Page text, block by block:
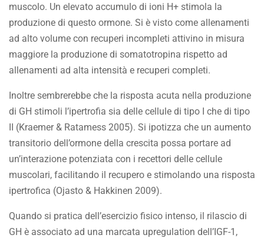
muscolo. Un elevato accumulo di ioni H+ stimola la
produzione di questo ormone. Si è visto come allenamenti
ad alto volume con recuperi incompleti attivino in misura
maggiore la produzione di somatotropina rispetto ad
allenamenti ad alta intensità e recuperi completi.
Inoltre sembrerebbe che la risposta acuta nella produzione
di GH stimoli l’ipertrofia sia delle cellule di tipo I che di tipo
II (Kraemer & Ratamess 2005). Si ipotizza che un aumento
transitorio dell’ormone della crescita possa portare ad
un’interazione potenziata con i recettori delle cellule
muscolari, facilitando il recupero e stimolando una risposta
ipertrofica (Ojasto & Hakkinen 2009).
Quando si pratica dell’esercizio fisico intenso, il rilascio di
GH è associato ad una marcata upregulation dell’IGF-1,